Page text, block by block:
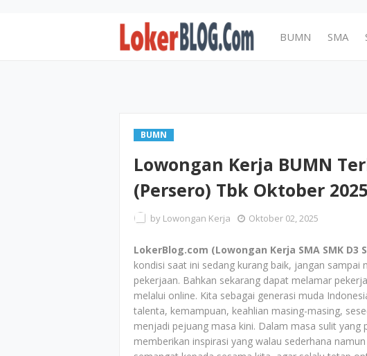
BUMN SMA
BUMN
Lowongan Kerja BUMN
(Persero) Tbk Oktober 2025
by Lowongan Kerja Oktober 02, 2025
LokerBlog.com (Lowongan Kerja SMA SMK D3
kondisi saat ini sedang kurang baik, jangan
pekerjaan. Bahkan sekarang dapat melamar
melalui online. Kita sebagai generasi muda
talenta, kemampuan, keahlian masing-masing,
menjadi pejuang masa kini. Dalam masa sulit yang
memberikan inspirasi yang walau sederhana